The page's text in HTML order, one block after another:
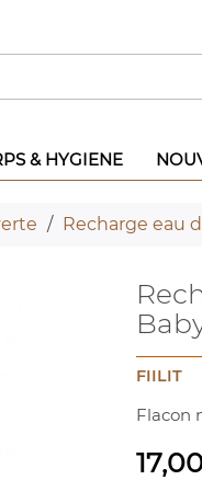
& HYGIENE
Recharge eau
FIILIT
Flacon